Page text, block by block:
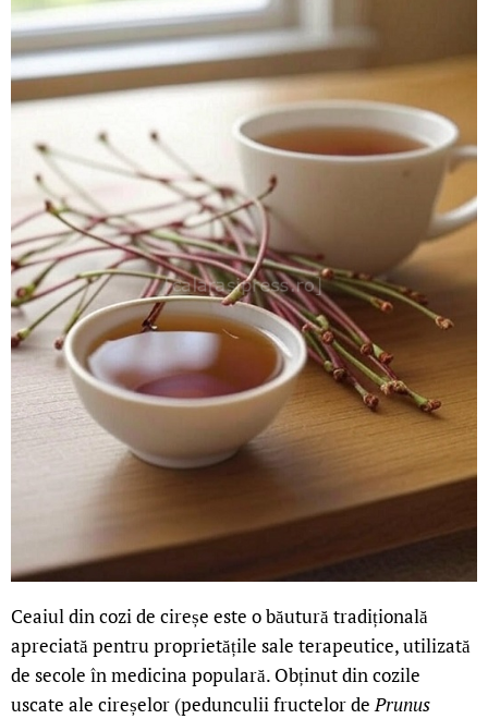
Ceaiul din cozi de cireșe este o băutură tradițională
apreciată pentru proprietățile sale terapeutice, utilizată
de secole în medicina populară. Obținut din cozile
uscate ale cireșelor (pedunculii fructelor dePrunus